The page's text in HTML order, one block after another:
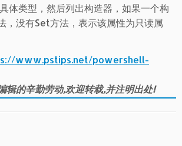
体类型，然后列出构造器，如果一个构
，没有Set方法，表示该属性为只读属
www.pstips.net/powershell-
辑的辛勤劳动,欢迎转载,并注明出处!